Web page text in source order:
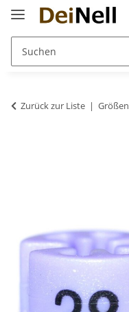
Zurück zur Liste